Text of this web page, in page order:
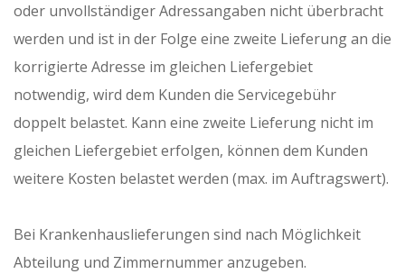
oder unvollständiger Adressangaben nicht überbracht
werden und ist in der Folge eine zweite Lieferung an die
korrigierte Adresse im gleichen Liefergebiet
notwendig, wird dem Kunden die Servicegebühr
doppelt belastet. Kann eine zweite Lieferung nicht im
gleichen Liefergebiet erfolgen, können dem Kunden
weitere Kosten belastet werden (max. im Auftragswert).
Bei Krankenhauslieferungen sind nach Möglichkeit
Abteilung und Zimmernummer anzugeben.